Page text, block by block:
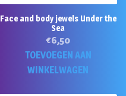
Face and body jewels Under the
Sea
€6,50
TOEVOEGEN AAN
WINKELWAGEN